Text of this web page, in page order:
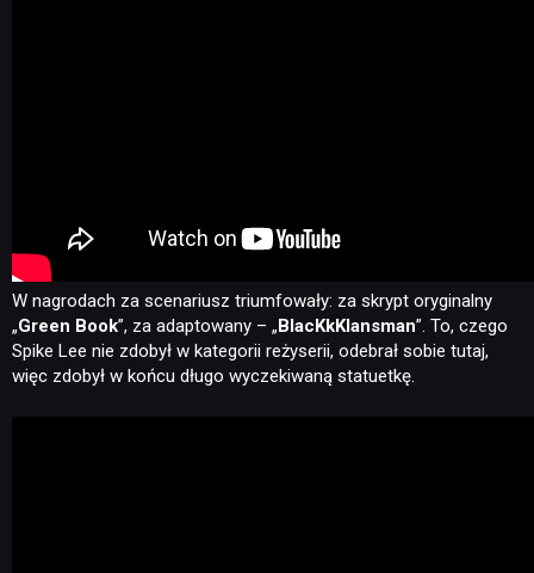
W nagrodach za scenariusz triumfowały: za skrypt oryginalny
„Green Book”, za adaptowany – „BlacKkKlansman”. To, czego
Spike Lee nie zdobył w kategorii reżyserii, odebrał sobie tutaj,
więc zdobył w końcu długo wyczekiwaną statuetkę.